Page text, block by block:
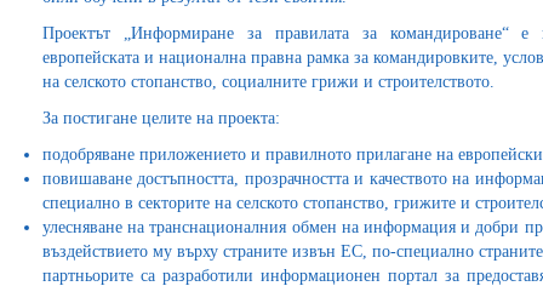
Проектът „Информиране за правилата за командироване“ е
европейската и национална правна рамка за командировките,
на селското стопанство, социалните грижи и строителството.
За постигане целите на проекта:
подобряване приложението и правилното прилагане на
повишаване достъпността, прозрачността и качеството на
специално в секторите на селското стопанство, грижите и
улесняване на транснационалния обмен на информация и добри
въздействието му върху страните извън ЕС, по-специално
партньорите са разработили информационен портал за